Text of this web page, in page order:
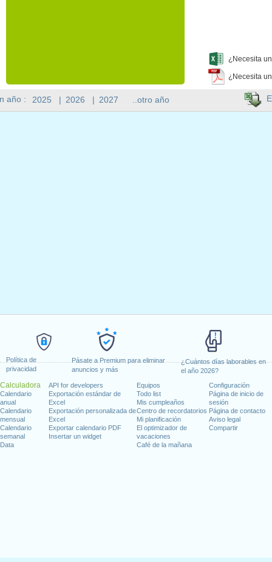
Política de
privacidad
Pásate a Premium para eliminar
anuncios y más
¿Cuántos días laborables en
el año 2026?
Calculadora
Calendario
anual
Calendario
mensual
Calendario
semanal
Data
API for developers
Exportación estándar de
Excel
Exportación personalizada de
Excel
Exportar calendario PDF
Insertar un widget
Equipos
Todo list
Mis cumpleaños
Centro de recordatorios
Mi planificación
El optimizador de
vacaciones
Café de la mañana
Configuración
Página de inicio de
sesión
Página de contacto
Aviso legal
Compartir
¿Necesita
¿Necesita
año : 2025 | 2026 | 2027 ..otro año